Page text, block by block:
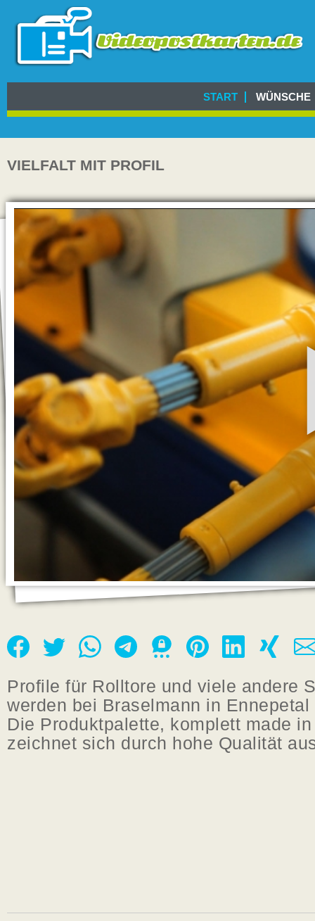
START WÜNSCHE
VIELFALT MIT PROFIL
Profile für Rolltore und viele andere
werden bei Braselmann in
Die Produktpalette, komplett made
zeichnet sich durch hohe Qualität